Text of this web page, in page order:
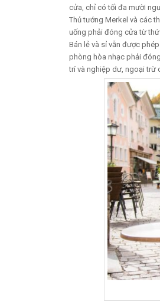
cửa, chỉ có tối đa mười
Thủ tướng Merkel và các
uống phải đóng cửa từ
Bán lẻ và sỉ vẫn được
phòng hòa nhạc phải
trí và nghiệp dư, ngoại trừ